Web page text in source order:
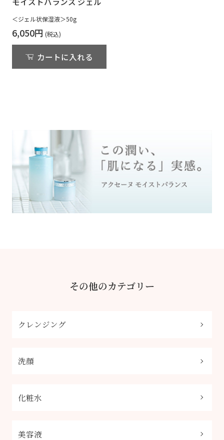
＜ジェル状保湿液＞50g
6,050円
カートに入れる
その他のカテゴリー
クレンジング
洗顔
化粧水
美容液